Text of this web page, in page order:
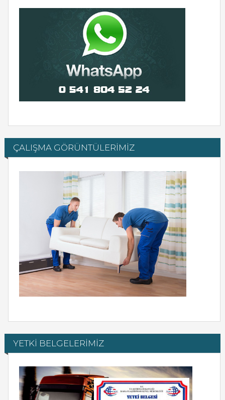
ÇALIŞMA GÖRÜNTÜLERİMİZ
YETKİ BELGELERİMİZ